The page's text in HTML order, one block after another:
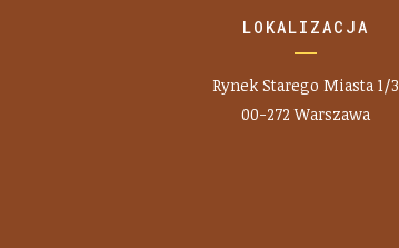
LOKALIZACJA
Rynek Starego Miasta 1/3
00-272 Warszawa